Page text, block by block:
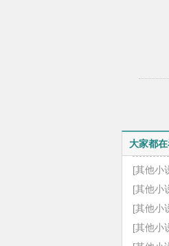
大家都
[其他小
（NPH
[其他小
[其他小
[其他小